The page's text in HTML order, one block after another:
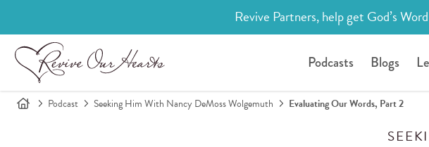
Revive Partners, help get God’s
Podcasts Blogs
Podcast Seeking Him With Nancy DeMoss Wolgemuth Evaluating Our Words, Part 2